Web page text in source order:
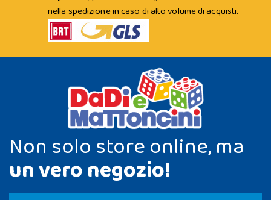
nella spedizione in caso di alto volume di acquisti.
Non solo store online, ma
un vero negozio!